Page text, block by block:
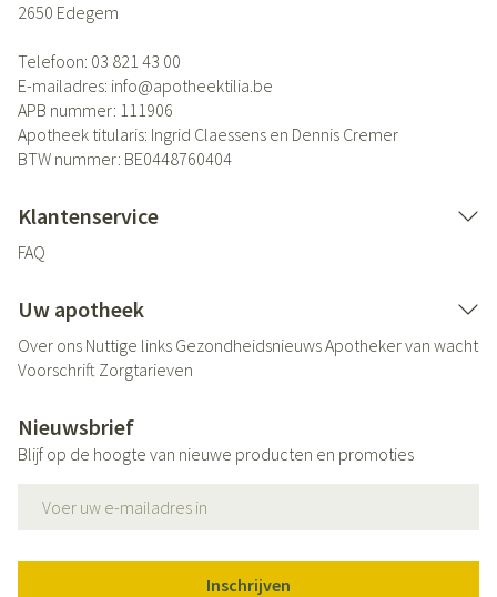
2650 Edegem
Telefoon: 03 821 43 00
E-mailadres: info@apotheektilia.be
APB nummer: 111906
Apotheek titularis: Ingrid Claessens en Dennis Cremer
BTW nummer: BE0448760404
Klantenservice
FAQ
Uw apotheek
Over ons Nuttige links GezondheidsnieuwsApotheker van wacht
Voorschrift Zorgtarieven
Nieuwsbrief
Blijf op de hoogte van nieuwe producten en promoties
Inschrijven